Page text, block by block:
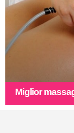
Miglior